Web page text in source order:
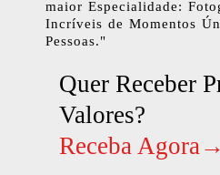
maior Especialidade:
Incríveis de Momentos
Pessoas."
Quer Receber
Valores?
Receba